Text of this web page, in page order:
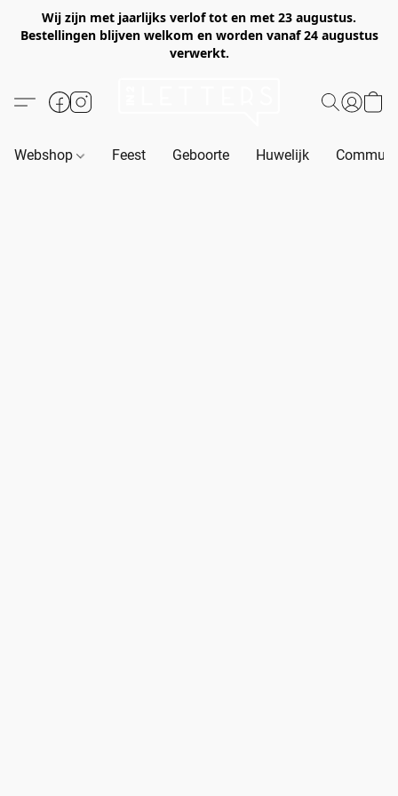
Wij zijn met jaarlijks verlof tot en met 23 augustus.
Bestellingen blijven welkom en worden vanaf 24 augustus
verwerkt.
Webshop Feest Geboorte Huwelijk